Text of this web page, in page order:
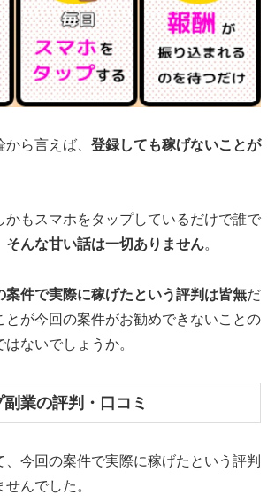
ら言えば、 登録しても稼げないことが
かもスマホをタップしているだけで誰で
そんな甘い話は一切ありません。
案件で実際に稼げたという評判は皆無だ
とが今回の案件がお勧めできないことの
ないでしょうか。
業の評判・口コミ
、今回の案件で実際に稼げたという評判
んでした。